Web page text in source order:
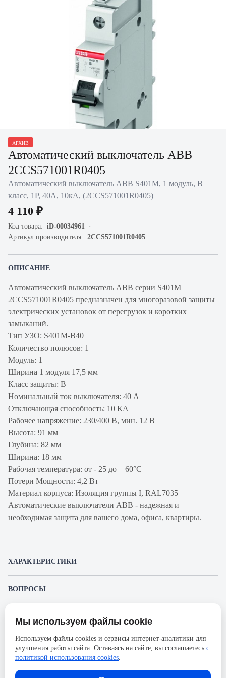
АРХИВ
Автоматический выключатель ABB
2CCS571001R0405
Автоматический выключатель ABB S401M, 1 модуль, B
класс, 1P, 40А, 10кА, (2CCS571001R0405)
4 110 ₽
Код товара: iD-00034961
Артикул производителя: 2CCS571001R0405
ОПИСАНИЕ
Автоматический выключатель ABB серии S401M
2CCS571001R0405 предназначен для многоразовой защиты
электрических установок от перегрузок и коротких
замыканий.
Тип УЗО: S401M-B40
Количество полюсов: 1
Модуль: 1
Ширина 1 модуля 17,5 мм
Класс защиты: В
Номинальный ток выключателя: 40 А
Отключающая способность: 10 КА
Рабочее напряжение: 230/400 В, мин. 12 В
Высота: 91 мм
Глубина: 82 мм
Ширина: 18 мм
Рабочая температура: от - 25 до + 60°С
Потери Мощности: 4,2 Вт
Материал корпуса: Изоляция группы I, RAL7035
Автоматические выключатели ABB - надежная и
необходимая защита для вашего дома, офиса, квартиры.
ХАРАКТЕРИСТИКИ
Производитель
Серия
S401M
Номинальный ток
Напряжение, В
230
ВОПРОСЫ
Пожалуйста, авторизуйтесь, чтобы иметь
возможность оставлять вопросы.
Представленные изображения и характеристики могут отличаться от реального
без предварительного уведомления. Компания АйДистрибьют не несёт
ответственности в случае не соответствия текущей модели товаров фотографиям,
размещённым в карточке товара.
Мы используем файлы cookie
Используем файлы cookies и сервисы интернет-аналитики для
улучшения работы сайта. Оставаясь на сайте, вы соглашаетесь с
политикой использования cookies.